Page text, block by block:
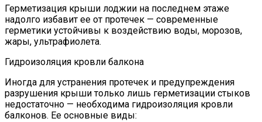
Герметизация крыши лоджии на последнем этаже
надолго избавит ее от протечек — современные
герметики устойчивы к воздействию воды, морозов,
жары, ультрафиолета.
Гидроизоляция кровли балкона
Иногда для устранения протечек и предупреждения
разрушения крыши только лишь герметизации стыков
недостаточно — необходима гидроизоляция кровли
балконов. Ее основные виды: